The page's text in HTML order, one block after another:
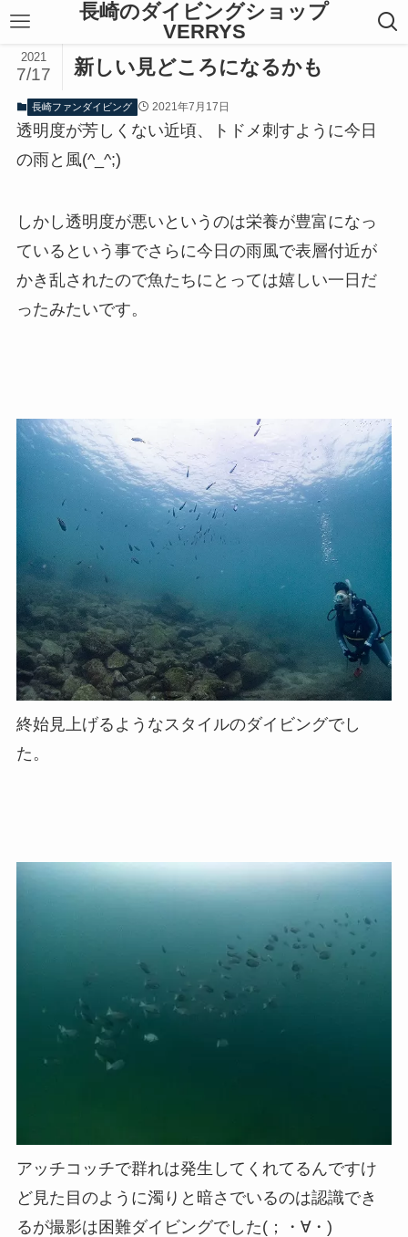
長崎のダイビングショップ
VERRYS
新しい見どころになるかも
2021
7/17
長崎ファンダイビング 2021年7月17日
透明度が芳しくない近頃、トドメ刺すように今日
の雨と風(^_^;)
しかし透明度が悪いというのは栄養が豊富になっ
ているという事でさらに今日の雨風で表層付近が
かき乱されたので魚たちにとっては嬉しい一日だ
ったみたいです。
終始見上げるようなスタイルのダイビングでし
た。
アッチコッチで群れは発生してくれてるんですけ
ど見た目のように濁りと暗さでいるのは認識でき
るが撮影は困難ダイビングでした(；・∀・)